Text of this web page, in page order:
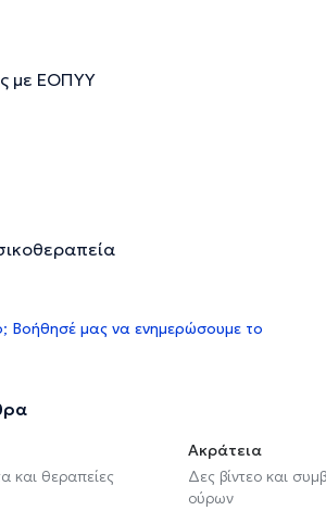
με ΕΟΠΥΥ
Βοήθησέ μας να ενημερώσουμε το
και θεραπείες
Ακράτεια
Δες βίντεο και
ούρων